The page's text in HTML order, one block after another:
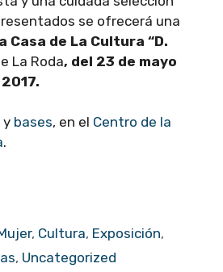
se ofrecerá una
Casa de La Cultura “D.
La Roda, del 23 de mayo
y bases, en el Centro de la
.
, Cultura, Exposición,
, Uncategorized